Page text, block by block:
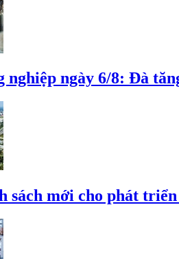
nghiệp ngày 6/8: Đà
sách mới cho phát